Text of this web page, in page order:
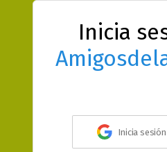
Inicia
Inicia